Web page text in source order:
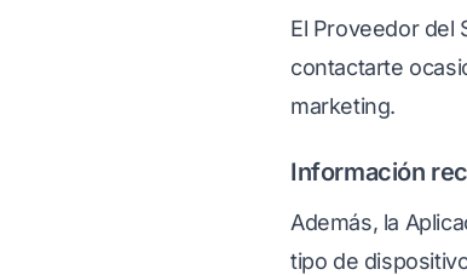
El Proveedor del
contactarte
marketing.
Información
Además, la
tipo de